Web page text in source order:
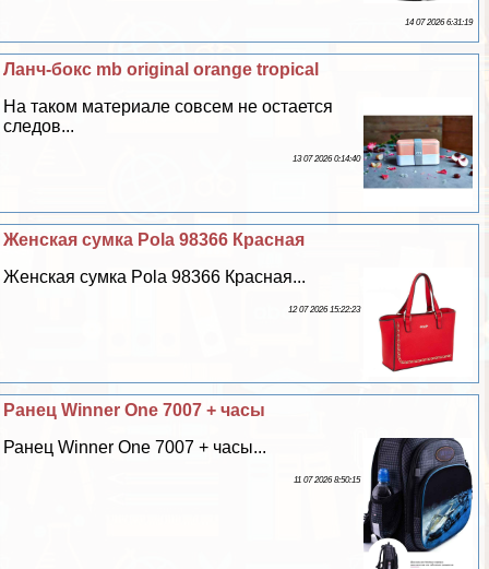
14 07 2026 6:31:19
Ланч-бокс mb original orange tropical
На таком материале совсем не остается
следов...
13 07 2026 0:14:40
Женская сумка Pola 98366 Красная
Женская сумка Pola 98366 Красная...
12 07 2026 15:22:23
Ранец Winner One 7007 + часы
Ранец Winner One 7007 + часы...
11 07 2026 8:50:15